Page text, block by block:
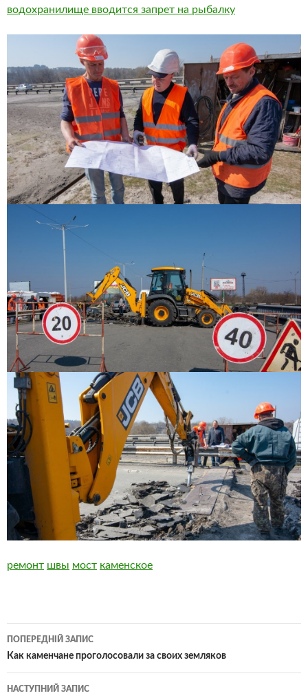
водохранилище вводится запрет на рыбалку
ремонт швы мост каменское
Навігація
по
записам
ПОПЕРЕДНІЙ ЗАПИС
Как каменчане проголосовали за своих земляков
НАСТУПНИЙ ЗАПИС